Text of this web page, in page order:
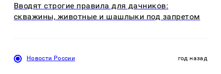
Вводят строгие правила для дачников:
скважины, животные и шашлыки под запретом
Новости России год назад